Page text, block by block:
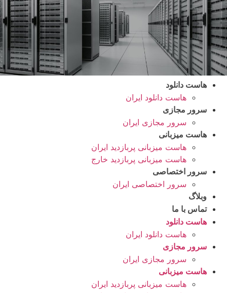
هاست دانلود
هاست دانلود ایران
سرور مجازی
سرور مجازی ایران
هاست میزبانی
هاست میزبانی پربازدید ایران
هاست میزبانی پربازدید خارج
سرور اختصاصی
سرور اختصاصی ایران
وبلاگ
تماس با ما
هاست دانلود
هاست دانلود ایران
سرور مجازی
سرور مجازی ایران
هاست میزبانی
هاست میزبانی پربازدید ایران